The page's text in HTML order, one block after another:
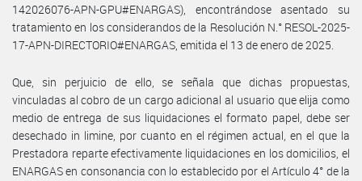
142026076-APN-GPU#ENARGAS), encontrándose asentado su
tratamiento en los considerandos de la Resolución N.° RESOL-2025-
17-APN-DIRECTORIO#ENARGAS, emitida el 13 de enero de 2025.
Que, sin perjuicio de ello, se señala que dichas propuestas,
vinculadas al cobro de un cargo adicional al usuario que elija como
medio de entrega de sus liquidaciones el formato papel, debe ser
desechado in limine, por cuanto en el régimen actual, en el que la
Prestadora reparte efectivamente liquidaciones en los domicilios, el
ENARGAS en consonancia con lo establecido por el Artículo 4° de la